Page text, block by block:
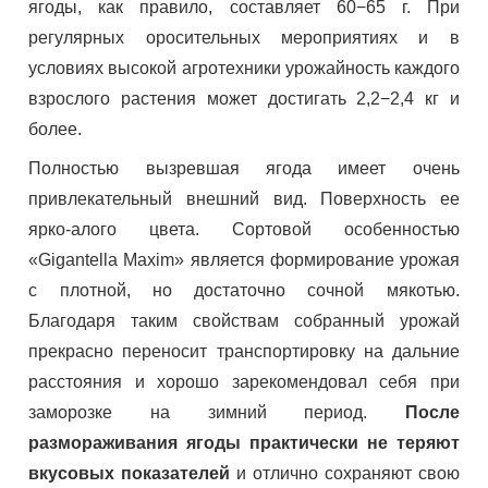
ягоды, как правило, составляет 60−65 г. При
регулярных оросительных мероприятиях и в
условиях высокой агротехники урожайность каждого
взрослого растения может достигать 2,2−2,4 кг и
более.
Полностью вызревшая ягода имеет очень
привлекательный внешний вид. Поверхность ее
ярко-алого цвета. Сортовой особенностью
«Gigantella Maxim» является формирование урожая
с плотной, но достаточно сочной мякотью.
Благодаря таким свойствам собранный урожай
прекрасно переносит транспортировку на дальние
расстояния и хорошо зарекомендовал себя при
заморозке на зимний период.
После
размораживания ягоды практически не теряют
вкусовых показателей и отлично сохраняют свою